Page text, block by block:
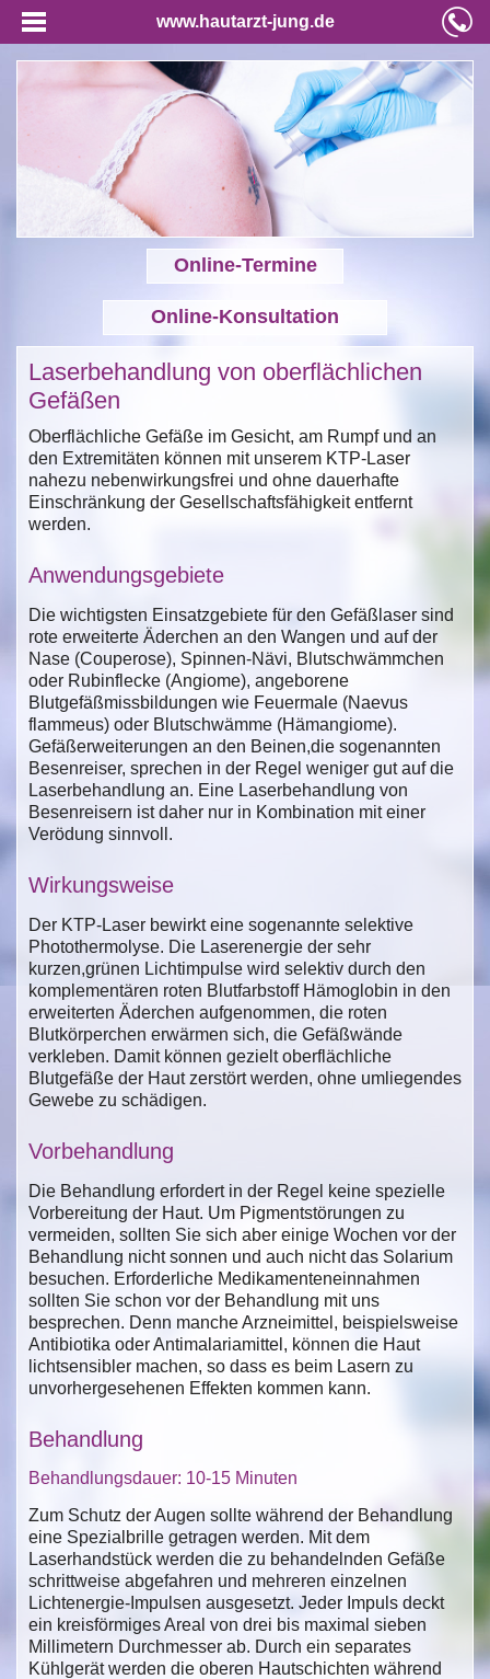
www.hautarzt-jung.de
Online-Termine
Online-Konsultation
Laserbehandlung von oberflächlichen
Gefäßen
Oberflächliche Gefäße im Gesicht, am Rumpf und an
den Extremitäten können mit unserem KTP-Laser
nahezu nebenwirkungsfrei und ohne dauerhafte
Einschränkung der Gesellschaftsfähigkeit entfernt
werden.
Anwendungsgebiete
Die wichtigsten Einsatzgebiete für den Gefäßlaser sind
rote erweiterte Äderchen an den Wangen und auf der
Nase (Couperose), Spinnen-Nävi, Blutschwämmchen
oder Rubinflecke (Angiome), angeborene
Blutgefäßmissbildungen wie Feuermale (Naevus
flammeus) oder Blutschwämme (Hämangiome).
Gefäßerweiterungen an den Beinen,die sogenannten
Besenreiser, sprechen in der Regel weniger gut auf die
Laserbehandlung an. Eine Laserbehandlung von
Besenreisern ist daher nur in Kombination mit einer
Verödung sinnvoll.
Wirkungsweise
Der KTP-Laser bewirkt eine sogenannte selektive
Photothermolyse. Die Laserenergie der sehr
kurzen,grünen Lichtimpulse wird selektiv durch den
komplementären roten Blutfarbstoff Hämoglobin in den
erweiterten Äderchen aufgenommen, die roten
Blutkörperchen erwärmen sich, die Gefäßwände
verkleben. Damit können gezielt oberflächliche
Blutgefäße der Haut zerstört werden, ohne umliegendes
Gewebe zu schädigen.
Vorbehandlung
Die Behandlung erfordert in der Regel keine spezielle
Vorbereitung der Haut. Um Pigmentstörungen zu
vermeiden, sollten Sie sich aber einige Wochen vor der
Behandlung nicht sonnen und auch nicht das Solarium
besuchen. Erforderliche Medikamenteneinnahmen
sollten Sie schon vor der Behandlung mit uns
besprechen. Denn manche Arzneimittel, beispielsweise
Antibiotika oder Antimalariamittel, können die Haut
lichtsensibler machen, so dass es beim Lasern zu
unvorhergesehenen Effekten kommen kann.
Behandlung
Behandlungsdauer: 10-15 Minuten
Zum Schutz der Augen sollte während der Behandlung
eine Spezialbrille getragen werden. Mit dem
Laserhandstück werden die zu behandelnden Gefäße
schrittweise abgefahren und mehreren einzelnen
Lichtenergie-Impulsen ausgesetzt. Jeder Impuls deckt
ein kreisförmiges Areal von drei bis maximal sieben
Millimetern Durchmesser ab. Durch ein separates
Kühlgerät werden die oberen Hautschichten während